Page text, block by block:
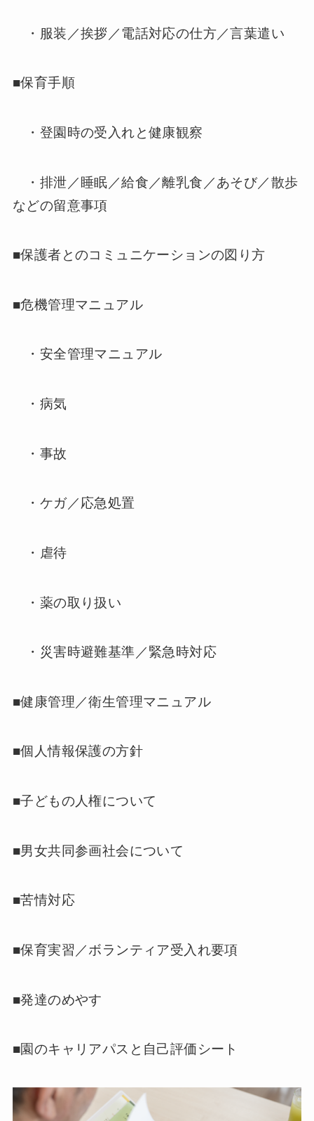
・服装／挨拶／電話対応の仕方／言葉遣い
■保育手順
・登園時の受入れと健康観察
・排泄／睡眠／給食／離乳食／あそび／散歩
などの留意事項
■保護者とのコミュニケーションの図り方
■危機管理マニュアル
・安全管理マニュアル
・病気
・事故
・ケガ／応急処置
・虐待
・薬の取り扱い
・災害時避難基準／緊急時対応
■健康管理／衛生管理マニュアル
■個人情報保護の方針
■子どもの人権について
■男女共同参画社会について
■苦情対応
■保育実習／ボランティア受入れ要項
■発達のめやす
■園のキャリアパスと自己評価シート